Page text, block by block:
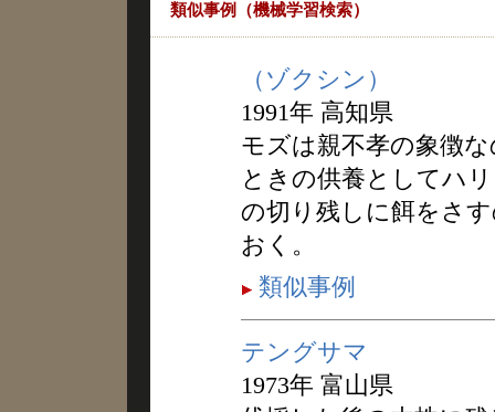
類似事例（機械学習検索）
（ゾクシン）
1991年 高知県
モズは親不孝の象徴
ときの供養としてハ
の切り残しに餌をさ
おく。
類似事例
テングサマ
1973年 富山県